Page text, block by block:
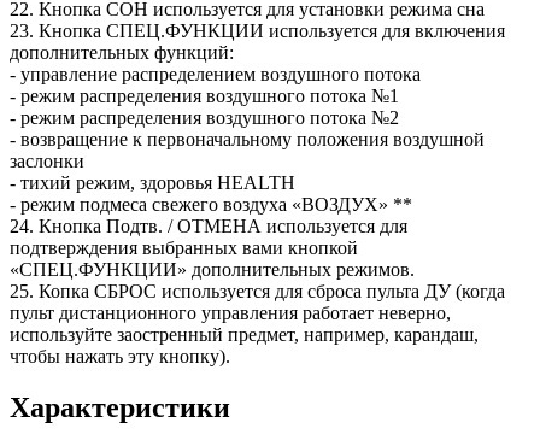
22. Кнопка СОН используется для установки режима сна
23. Кнопка СПЕЦ.ФУНКЦИИ используется для включения
дополнительных функций:
- управление распределением воздушного потока
- режим распределения воздушного потока №1
- режим распределения воздушного потока №2
- возвращение к первоначальному положения воздушной
заслонки
- тихий режим, здоровья HEALTH
- режим подмеса свежего воздуха «ВОЗДУХ» **
24. Кнопка Подтв. / ОТМЕНА используется для
подтверждения выбранных вами кнопкой
«СПЕЦ.ФУНКЦИИ» дополнительных режимов.
25. Копка СБРОС используется для сброса пульта ДУ (когда
пульт дистанционного управления работает неверно,
используйте заостренный предмет, например, карандаш,
чтобы нажать эту кнопку).
Характеристики